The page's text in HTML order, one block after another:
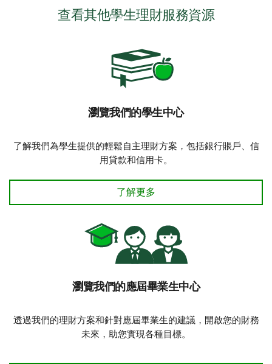
查看其他學生理財服務資源
瀏覽我們的學生中心
了解我們為學生提供的輕鬆自主理財方案，包括銀行賬戶、信
用貸款和信用卡。
瀏覽我們的學生中心
了解更多
瀏覽我們的應屆畢業生中心
透過我們的理財方案和針對應屆畢業生的建議，開啟您的財務
未來，助您實現各種目標。